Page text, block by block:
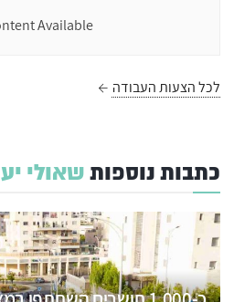
Available
לכל הצעות העבודה
כתבות נוספותשאולי